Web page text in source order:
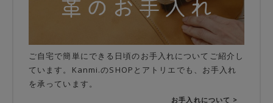
ご自宅で簡単にできる日頃のお手入れについてご紹介し
ています。Kanmi.のSHOPとアトリエでも、お手入れ
を承っています。
お手入れについて >